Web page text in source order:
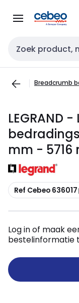
naar
naar
Zoekveld invoer
Breadcrumb
LEGRAND -
mm - 5716
Kopiëren
Ref Cebeo 636017
Log in of maak
bestelinformatie